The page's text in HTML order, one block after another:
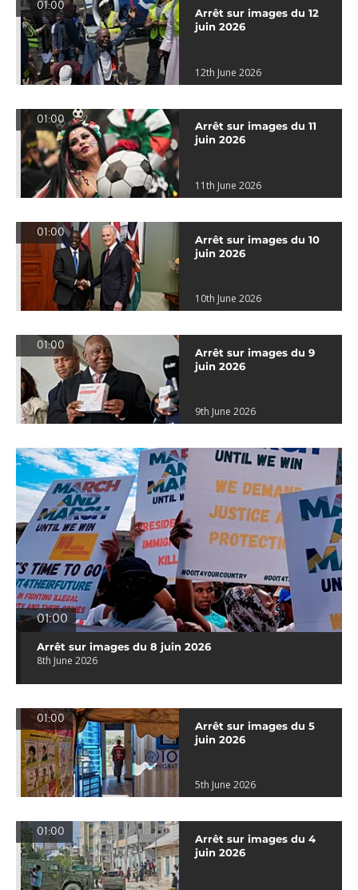
01:00
Arrêt sur images du 12
juin 2026
12th June 2026
01:00
Arrêt sur images du 11
juin 2026
11th June 2026
01:00
Arrêt sur images du 10
juin 2026
10th June 2026
01:00
Arrêt sur images du 9
juin 2026
9th June 2026
01:00
Arrêt sur images du 8 juin 2026
8th June 2026
01:00
Arrêt sur images du 5
juin 2026
5th June 2026
01:00
Arrêt sur images du 4
juin 2026